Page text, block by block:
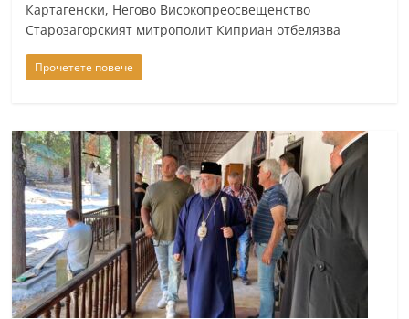
Картагенски, Негово Високопреосвещенство
Старозагорският митрополит Киприан отбелязва
Прочетете повече